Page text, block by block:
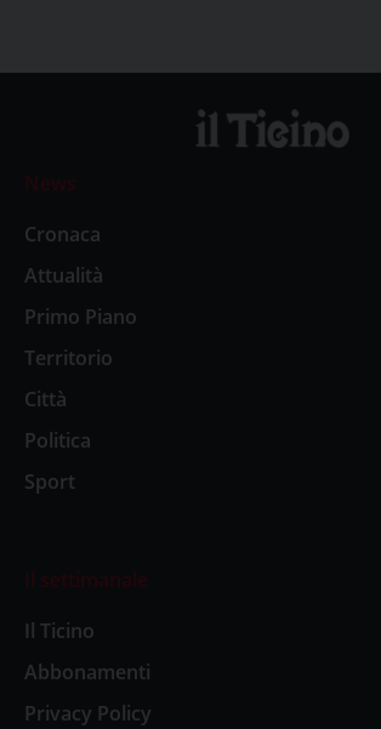
News
Cronaca
Attualità
Primo Piano
Territorio
Città
Politica
Sport
Il settimanale
Il Ticino
Abbonamenti
Privacy Policy